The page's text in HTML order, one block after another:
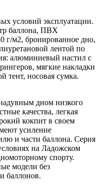
условий эксплуатации.
баллона, ПВХ
г/м2, бронированное дно,
лентой по
алюминиевый настил с
мягкие накладки
тент, носовая сумка.
дном низкого
качества, легкая
кокпит в своем
усиление
и части баллона. Серия
на Ладожском
спорту.
модели без
баллонов.